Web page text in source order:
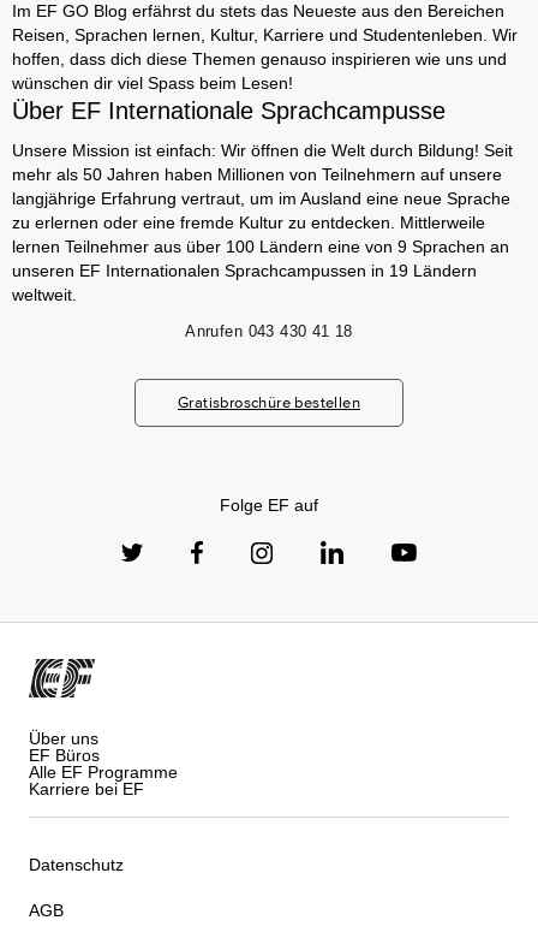
Im EF GO Blog erfährst du stets das Neueste aus den Bereichen
Reisen, Sprachen lernen, Kultur, Karriere und Studentenleben. Wir
hoffen, dass dich diese Themen genauso inspirieren wie uns und
wünschen dir viel Spass beim Lesen!
Über EF Internationale Sprachcampusse
Unsere Mission ist einfach: Wir öffnen die Welt durch Bildung! Seit
mehr als 50 Jahren haben Millionen von Teilnehmern auf unsere
langjährige Erfahrung vertraut, um im Ausland eine neue Sprache
zu erlernen oder eine fremde Kultur zu entdecken. Mittlerweile
lernen Teilnehmer aus über 100 Ländern eine von 9 Sprachen an
unseren EF Internationalen Sprachcampussen in 19 Ländern
weltweit.
Anrufen 043 430 41 18
Gratisbroschüre bestellen
Folge EF auf
Über uns
EF Büros
Alle EF Programme
Karriere bei EF
Datenschutz
AGB